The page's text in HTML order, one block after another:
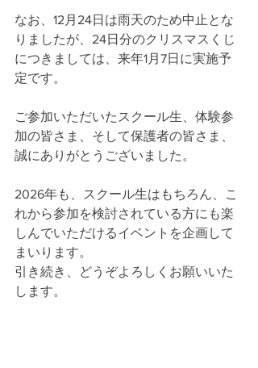
なお、12月24日は雨天のため中止とな
りましたが、24日分のクリスマスくじ
につきましては、来年1月7日に実施予
定です。
ご参加いただいたスクール生、体験参
加の皆さま、そして保護者の皆さま、
誠にありがとうございました。
2026年も、スクール生はもちろん、こ
れから参加を検討されている方にも楽
しんでいただけるイベントを企画して
まいります。
引き続き、どうぞよろしくお願いいた
します。